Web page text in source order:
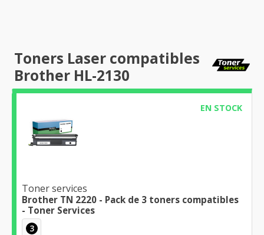
Toners Laser compatibles
Brother HL-2130
EN STOCK
Toner services
Brother TN 2220 - Pack de 3 toners compatibles
- Toner Services
3